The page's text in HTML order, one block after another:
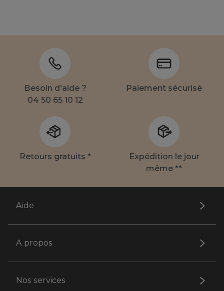
Besoin d'aide ?
04 50 65 10 12
Paiement sécurisé
Retours gratuits *
Expédition le jour
même **
Aide
A propos
Nos services